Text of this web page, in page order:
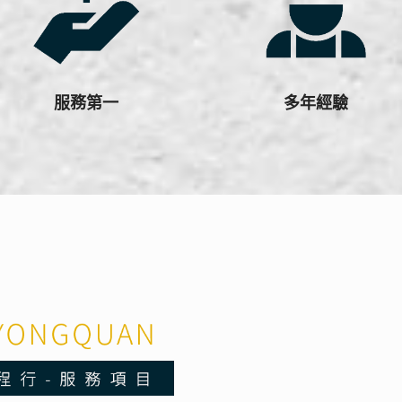
服務第一 多年經驗